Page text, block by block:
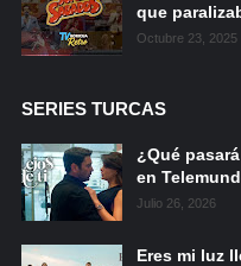
que
Octubre 23, 2025
SERIES TURCAS
¿Qué
en
Julio 26, 2026
Eres mi luz